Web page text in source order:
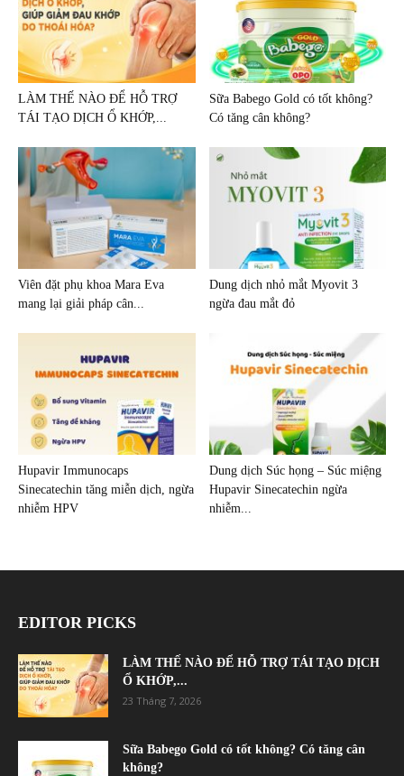
LÀM THẾ NÀO ĐỂ HỖ TRỢ
TÁI TẠO DỊCH Ổ KHỚP,...
Sữa Babego Gold có tốt không?
Có tăng cân không?
Viên đặt phụ khoa Mara Eva
mang lại giải pháp cân...
Dung dịch nhỏ mắt Myovit 3
ngừa đau mắt đỏ
Hupavir Immunocaps
Sinecatechin tăng miễn dịch, ngừa
nhiễm HPV
Dung dịch Súc họng – Súc miệng
Hupavir Sinecatechin ngừa
nhiễm...
EDITOR PICKS
LÀM THẾ NÀO ĐỂ HỖ TRỢ TÁI TẠO DỊCH
Ổ KHỚP,...
23 Tháng 7, 2026
Sữa Babego Gold có tốt không? Có tăng cân
không?